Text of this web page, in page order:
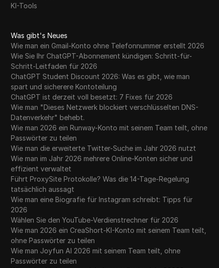
KI-Tools
Was gibt's Neues
Wie man ein Gmail-Konto ohne Telefonnummer erstellt 2026
Wie Sie Ihr ChatGPT-Abonnement kündigen: Schritt-für-
Schritt-Leitfaden für 2026
ChatGPT Student Discount 2026: Was es gibt, wie man
spart und sicherere Kontoteilung
ChatGPT ist derzeit voll besetzt: 7 Fixes für 2026
Wie man "Dieses Netzwerk blockiert verschlüsselten DNS-
Datenverkehr" behebt.
Wie man 2026 ein Runway-Konto mit seinem Team teilt, ohne
Passwörter zu teilen
Wie man die erweiterte Twitter-Suche im Jahr 2026 nutzt
Wie man im Jahr 2026 mehrere Online-Konten sicher und
effizient verwaltet
Führt ProxySite Protokolle? Was die 14-Tage-Regelung
tatsächlich aussagt
Wie man eine Biografie für Instagram schreibt: Tipps für
2026
Wählen Sie den YouTube-Verdienstrechner für 2026
Wie man 2026 ein CreaShort-KI-Konto mit seinem Team teilt,
ohne Passwörter zu teilen
Wie man Joyfun AI 2026 mit seinem Team teilt, ohne
Passwörter zu teilen